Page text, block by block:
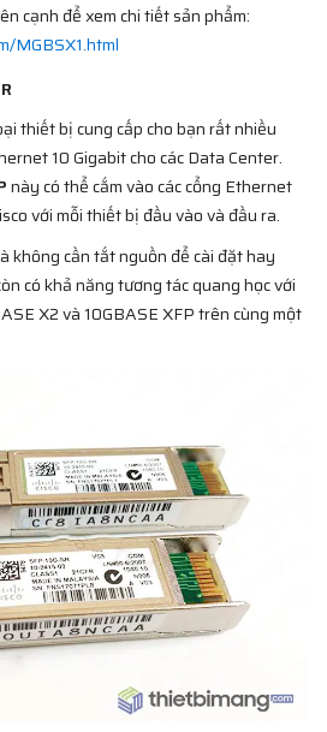
cạnh để xem chi tiết sản phẩm:
MGBSX1.html
thiết bị cung cấp cho bạn rất nhiều
10 Gigabit cho các Data Center.
này có thể cắm vào các cổng Ethernet
với mỗi thiết bị đầu vào và đầu ra.
không cần tắt nguồn để cài đặt hay
có khả năng tương tác quang học với
X2 và 10GBASE XFP trên cùng một